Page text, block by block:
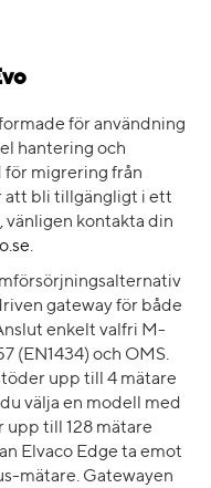
för användning
hantering och
för migrering från
att bli tillgängligt i ett
vänligen kontakta din
.
gateway för både
enkelt valfri M-
(EN1434) och OMS.
upp till 4 mätare
välja en modell med
till 128 mätare
Elvaco Edge ta emot
mätare. Gatewayen